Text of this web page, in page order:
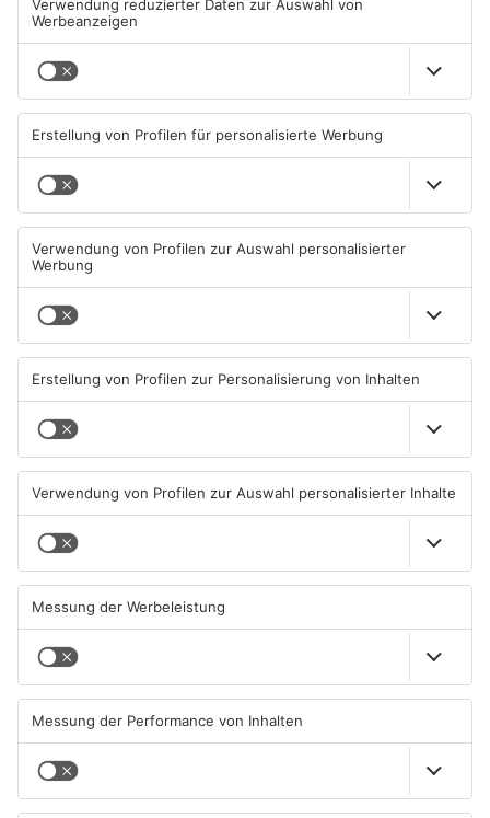
beendet
ASCHAFFENBURG
aus
04.08.2026, 13:21 UHR IN
TOPNEWS
Aschaffenburg: Prozess um
schweren E-Scooter-Raub
beginnt
04.08.2026, 06:36 UHR IN
ASCHAFFENBURG
AB: Sperrmüllpresse brennt
auf Recyclinghof
AB: Aktion "Bewegung im
Park" startet
01.08.2026, 08:28 UHR IN
ASCHAFFENBURG
neuen „Ball der Stadt“